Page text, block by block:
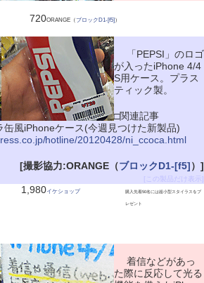
720ORANGE（ブロックD1-[f5] ）
「PEPSI」のロゴ
が入ったiPhone 4/4
S用ケース。プラス
ティック製。
□関連記事
缶風iPhoneケース(今週見つけた新製品)
hotline/20120428/ni_ccoca.html
[撮影協力:ORANGE（ブロックD1-[f5]）]
[この製品だけ表示]
1,980イケショップ 購入先着50名には超小型スタイラスをプ
レゼント
着信などがあっ
た際に反応して光る